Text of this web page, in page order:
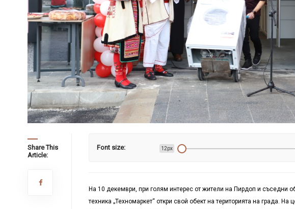
Share This
Article:
Font size: 12px
На 10 декември, при голям интерес от жители на Пирдоп и съседни
техника „Техномаркет“ откри свой обект на територията на града.